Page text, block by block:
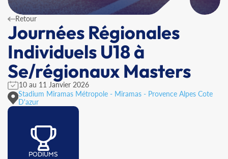
Retour
Journées Régionales
Individuels U18 à
Se/régionaux Masters
10 au 11 Janvier 2026
Stadium Miramas Métropole - Miramas - Provence Alpes Cote
D'azur
PODIUMS